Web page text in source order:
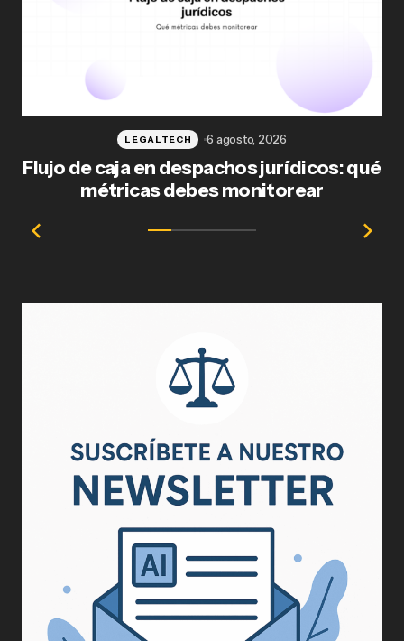
Flujo de caja en despachos jurídicos: qué
métricas debes monitorear
LEGALTECH 6 agosto, 2026